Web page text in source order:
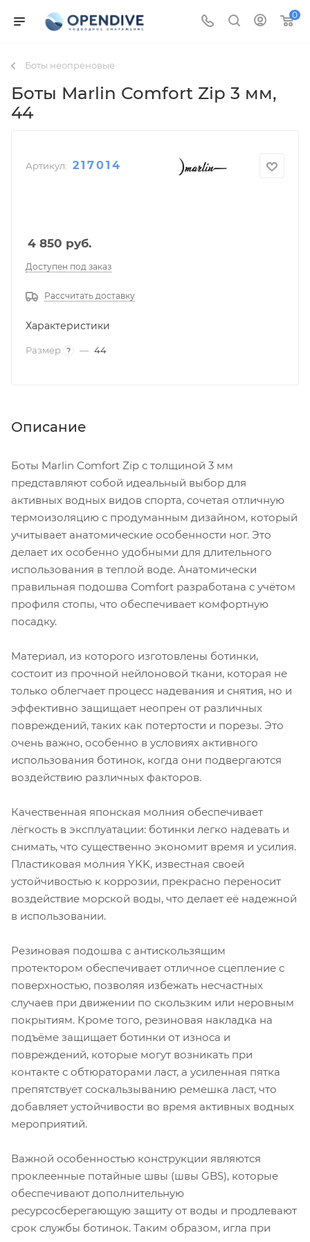
0
Боты неопреновые
Боты Marlin Comfort Zip 3 мм,
44
Артикул: 217014
4 850 руб.
Доступен под заказ
Рассчитать доставку
Характеристики
Размер ? — 44
Описание
Боты Marlin Comfort Zip с толщиной 3 мм
представляют собой идеальный выбор для
активных водных видов спорта, сочетая отличную
термоизоляцию с продуманным дизайном, который
учитывает анатомические особенности ног. Это
делает их особенно удобными для длительного
использования в теплой воде. Анатомически
правильная подошва Comfort разработана с учётом
профиля стопы, что обеспечивает комфортную
посадку.
Материал, из которого изготовлены ботинки,
состоит из прочной нейлоновой ткани, которая не
только облегчает процесс надевания и снятия, но и
эффективно защищает неопрен от различных
повреждений, таких как потертости и порезы. Это
очень важно, особенно в условиях активного
использования ботинок, когда они подвергаются
воздействию различных факторов.
Качественная японская молния обеспечивает
лёгкость в эксплуатации: ботинки легко надевать и
снимать, что существенно экономит время и усилия.
Пластиковая молния YKK, известная своей
устойчивостью к коррозии, прекрасно переносит
воздействие морской воды, что делает её надежной
в использовании.
Резиновая подошва с антискользящим
протектором обеспечивает отличное сцепление с
поверхностью, позволяя избежать несчастных
случаев при движении по скользким или неровным
покрытиям. Кроме того, резиновая накладка на
подъёме защищает ботинки от износа и
повреждений, которые могут возникать при
контакте с обтюраторами ласт, а усиленная пятка
препятствует соскальзыванию ремешка ласт, что
добавляет устойчивости во время активных водных
мероприятий.
Важной особенностью конструкции являются
проклеенные потайные швы (швы GBS), которые
обеспечивают дополнительную
ресурсосберегающую защиту от воды и продлевают
срок службы ботинок. Таким образом, игла при